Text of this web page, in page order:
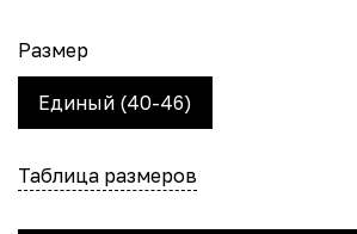
Таблица размеров
Размер
Единый (40-46)